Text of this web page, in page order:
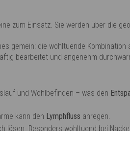
zum Einsatz. Sie werden über die
gemein: die wohltuende
bearbeitet und angenehm
und Wohlbefinden – was den
kann den Lymphfluss anregen.
lösen. Besonders wohltuend bei
, sodass die Haut die